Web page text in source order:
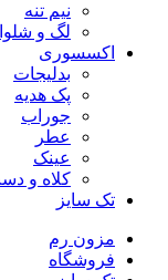
نیم تنه
لگ و
اکسسوری
بدلیجات
پک هدیه
جوراب
عطر
عینک
کلاه و
تک سایز
مزون رم
فروشگاه